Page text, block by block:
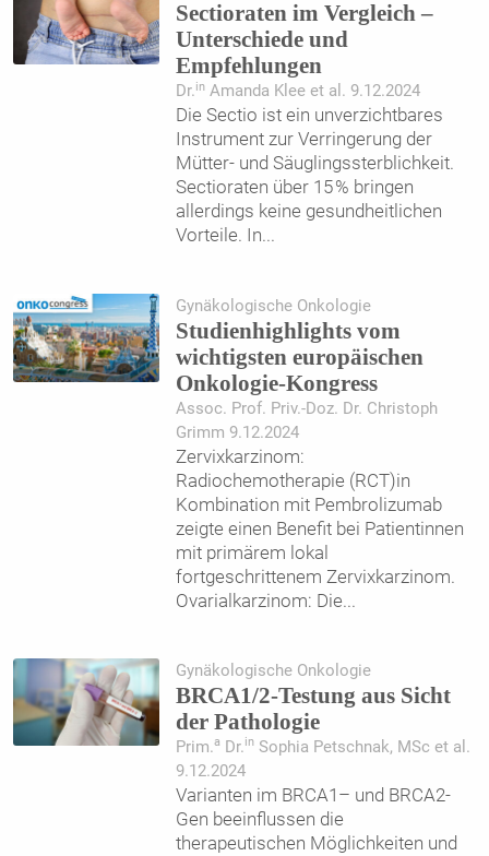
Sectioraten im Vergleich –
Unterschiede und
Empfehlungen
Dr.inAmanda Klee et al. 9.12.2024
Die Sectio ist ein unverzichtbares
Instrument zur Verringerung der
Mütter- und Säuglingssterblichkeit.
Sectioraten über 15 % bringen
allerdings keine gesundheitlichen
Vorteile. In...
Gynäkologische Onkologie
Studienhighlights vom
wichtigsten europäischen
Onkologie-Kongress
Assoc. Prof. Priv.-Doz. Dr. Christoph
Grimm 9.12.2024
Zervixkarzinom:
Radiochemotherapie (RCT)in
Kombination mit Pembrolizumab
zeigte einen Benefit bei Patientinnen
mit primärem lokal
fortgeschrittenem Zervixkarzinom.
Ovarialkarzinom: Die...
Gynäkologische Onkologie
BRCA1/2-Testung aus Sicht
der Pathologie
Prim.a Dr.inSophia Petschnak, MSc et al.
9.12.2024
Varianten im BRCA1– und BRCA2-
Gen beeinflussen die
therapeutischen Möglichkeiten und